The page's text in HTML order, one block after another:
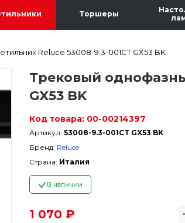
Торшеры
Reluce 53008-9.3-001CT GX53 BK
Трековый
GX53 BK
Код товара: 00-00214397
Артикул: 53008-9.3-001CT GX53 BK
Бренд: Reluce
Страна: Италия
В наличии
1 070 ₽